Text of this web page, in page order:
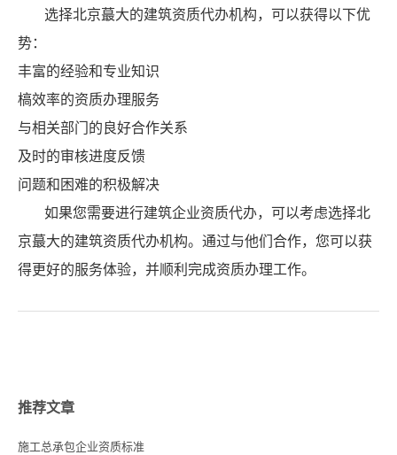
选择北京蕞大的建筑资质代办机构，可以获得以下优
势：
丰富的经验和专业知识
槁效率的资质办理服务
与相关部门的良好合作关系
及时的审核进度反馈
问题和困难的积极解决
如果您需要进行建筑企业资质代办，可以考虑选择北
京蕞大的建筑资质代办机构。通过与他们合作，您可以获
得更好的服务体验，并顺利完成资质办理工作。
推荐文章
施工总承包企业资质标准